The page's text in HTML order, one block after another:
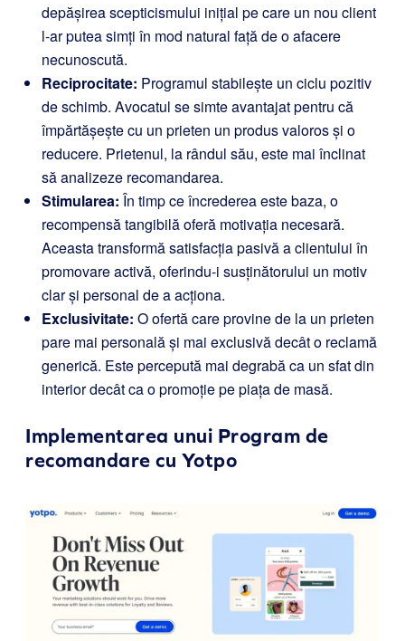
depășirea scepticismului inițial pe care un nou client
l-ar putea simți în mod natural față de o afacere
necunoscută.
Reciprocitate: Programul stabilește un ciclu pozitiv
de schimb. Avocatul se simte avantajat pentru că
împărtășește cu un prieten un produs valoros și o
reducere. Prietenul, la rândul său, este mai înclinat
să analizeze recomandarea.
Stimularea: În timp ce încrederea este baza, o
recompensă tangibilă oferă motivația necesară.
Aceasta transformă satisfacția pasivă a clientului în
promovare activă, oferindu-i susținătorului un motiv
clar și personal de a acționa.
Exclusivitate: O ofertă care provine de la un prieten
pare mai personală și mai exclusivă decât o reclamă
generică. Este percepută mai degrabă ca un sfat din
interior decât ca o promoție pe piața de masă.
Implementarea unui Program de
recomandare cu Yotpo